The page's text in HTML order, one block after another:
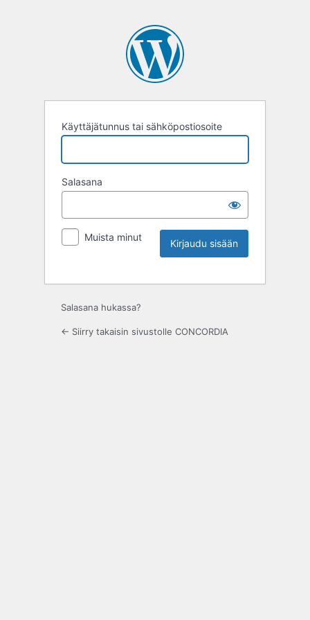
Käyttäjätunnus tai sähköpostiosoite
Salasana
Muista minut
Salasana hukassa?
← Siirry takaisin sivustolle CONCORDIA